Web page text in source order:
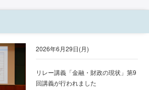
2026年6月29日(月)
リレー講義「金融・財政の現状」第9
回講義が行われました